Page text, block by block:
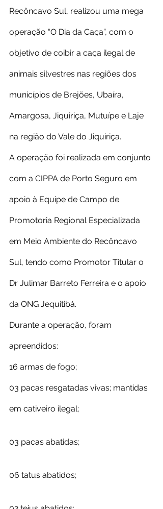
Recôncavo Sul, realizou uma mega
operação “O Dia da Caça”, com o
objetivo de coibir a caça ilegal de
animais silvestres nas regiões dos
municípios de Brejões, Ubaíra,
Amargosa, Jiquiriça, Mutuípe e Laje
na região do Vale do Jiquiriça.
A operação foi realizada em conjunto
com a CIPPA de Porto Seguro em
apoio à Equipe de Campo de
Promotoria Regional Especializada
em Meio Ambiente do Recôncavo
Sul, tendo como Promotor Titular o
Dr Julimar Barreto Ferreira e o apoio
da ONG Jequitibá.
Durante a operação, foram
apreendidos:
16 armas de fogo;
03 pacas resgatadas vivas; mantidas
em cativeiro ilegal;
03 pacas abatidas;
06 tatus abatidos;